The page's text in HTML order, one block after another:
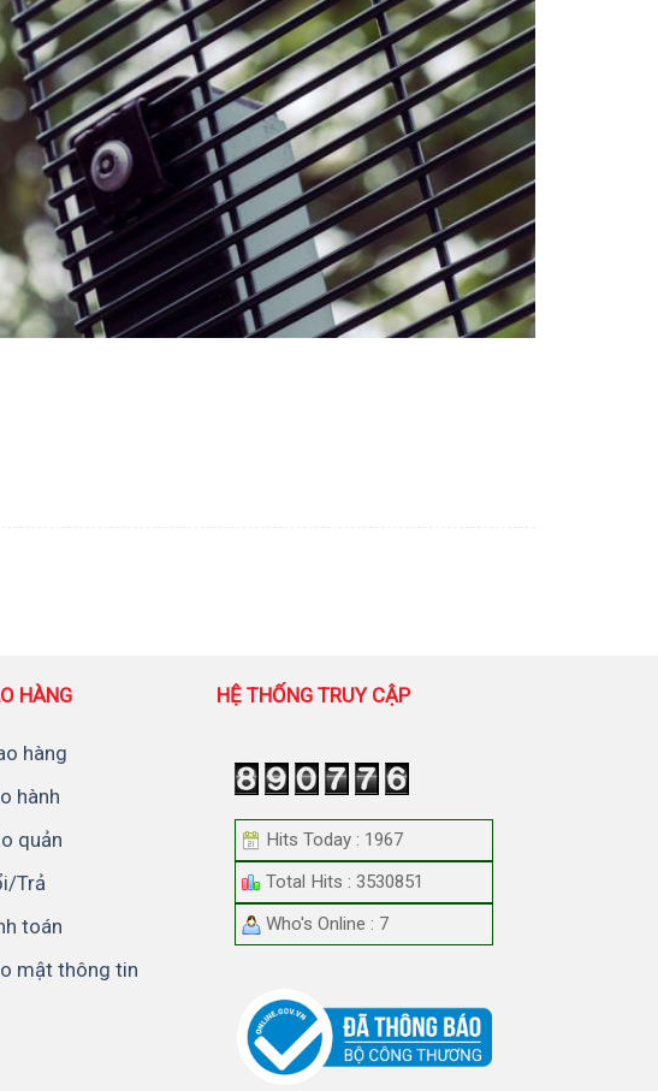
HÀNG
hàng
hành
quản
Trả
toán
mật thông tin
HỆ THỐNG TRUY CẬP
Hits Today : 1967
Total Hits : 3530851
Who's Online : 7